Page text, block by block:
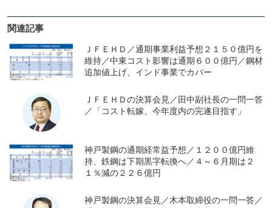
関連記事
ＪＦＥＨＤ／通期事業利益予想２１５０億円を
維持／中東コスト影響は通期６００億円／鋼材
追加値上げ、インド事業でカバー
ＪＦＥＨＤの決算会見／田中副社長の一問一答
／「コスト転嫁、今年度内の完遂目指す」
神戸製鋼の通期経常益予想／１２００億円維
持、鉄鋼は下期黒字転換へ／４～６月期は２
１％減の２２６億円
神戸製鋼の決算会見／木本取締役の一問一答／